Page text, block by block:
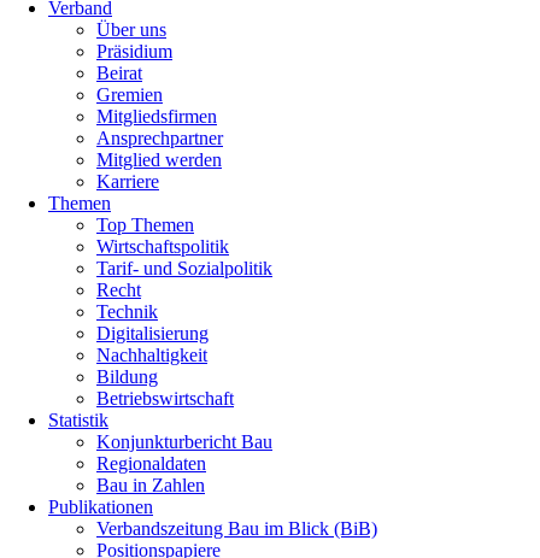
Verband
Über uns
Präsidium
Beirat
Gremien
Mitgliedsfirmen
Ansprechpartner
Mitglied werden
Karriere
Themen
Top Themen
Wirtschaftspolitik
Tarif- und Sozialpolitik
Recht
Technik
Digitalisierung
Nachhaltigkeit
Bildung
Betriebswirtschaft
Statistik
Konjunkturbericht Bau
Regionaldaten
Bau in Zahlen
Publikationen
Verbandszeitung Bau im Blick (BiB)
Positionspapiere